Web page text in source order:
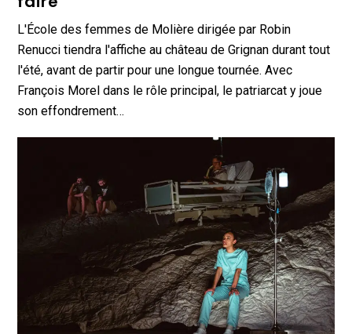
L'École des femmes de Molière dirigée par Robin
Renucci tiendra l'affiche au château de Grignan durant tout
l'été, avant de partir pour une longue tournée. Avec
François Morel dans le rôle principal, le patriarcat y joue
son effondrement…